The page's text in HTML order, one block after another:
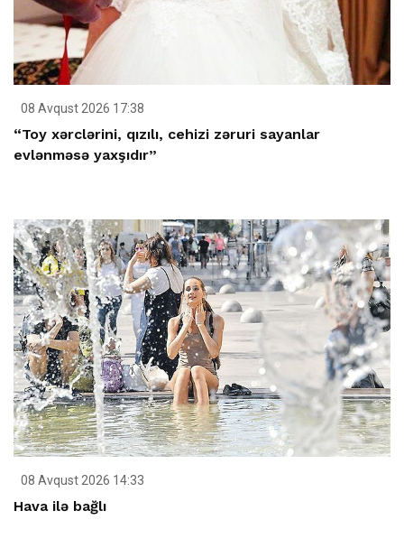
08 Avqust 2026 17:38
“Toy xərclərini, qızılı, cehizi zəruri sayanlar
evlənməsə yaxşıdır”
08 Avqust 2026 14:33
Hava ilə bağlı